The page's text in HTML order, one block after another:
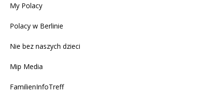
My Polacy
Polacy w Berlinie
Nie bez naszych dzieci
Mip Media
FamilienInfoTreff